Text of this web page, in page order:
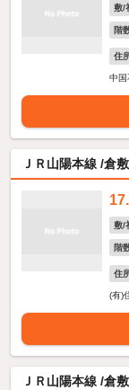
敷/
階
住
中国
ＪＲ山陽本線 /倉
敷/
階
住
(有)
ＪＲ山陽本線 /倉